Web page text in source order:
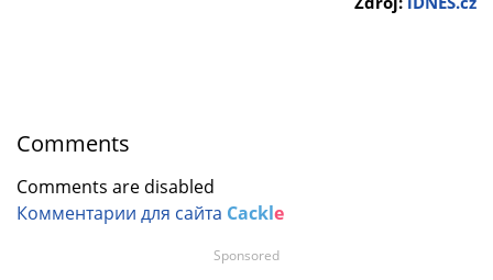
Comments
Comments are disabled
Комментарии для сайта Cackle
Sponsored